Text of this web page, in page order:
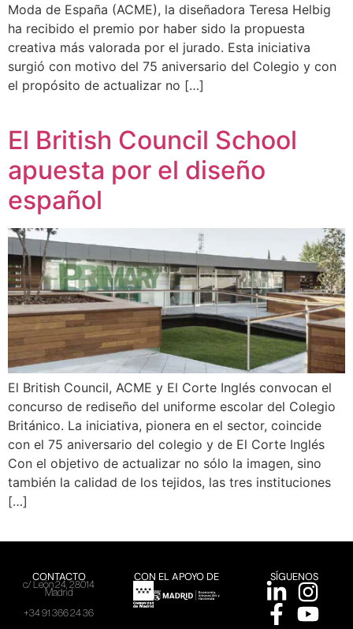
Moda de España (ACME), la diseñadora Teresa Helbig
ha recibido el premio por haber sido la propuesta
creativa más valorada por el jurado. Esta iniciativa
surgió con motivo del 75 aniversario del Colegio y con
el propósito de actualizar no […]
El British Council School
apuesta por el diseño
español
El British Council, ACME y El Corte Inglés convocan el
concurso de rediseño del uniforme escolar del Colegio
Británico. La iniciativa, pionera en el sector, coincide
con el 75 aniversario del colegio y de El Corte Inglés
Con el objetivo de actualizar no sólo la imagen, sino
también la calidad de los tejidos, las tres instituciones
[…]
CONTACTO
c/ León 24, 28014
Madrid
+34 91 366 24 36
CON EL APOYO DE SÍGUENOS